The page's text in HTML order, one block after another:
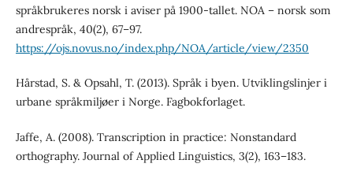
språkbrukeres norsk i aviser på 1900-tallet. NOA – norsk som
andrespråk, 40(2), 67–97.
https://ojs.novus.no/index.php/NOA/article/view/2350
Hårstad, S. & Opsahl, T. (2013). Språk i byen. Utviklingslinjer i
urbane språkmiljøer i Norge. Fagbokforlaget.
Jaffe, A. (2008). Transcription in practice: Nonstandard
orthography. Journal of Applied Linguistics, 3(2), 163–183.